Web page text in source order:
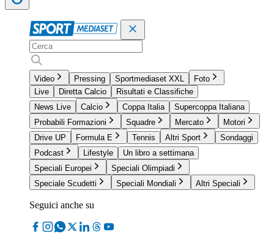
Video Pressing Sportmediaset XXL
Foto
Live
Diretta Calcio
Risultati e Classifiche
News Live
Calcio Coppa Italia
Supercoppa Italiana
Probabili Formazioni
Squadre Mercato
Motori
Drive UP
Formula E Tennis Altri Sport
Sondaggi
Podcast
Lifestyle
Un libro a settimana
Speciali Europei
Speciali Olimpiadi
Speciale Scudetti
Speciali Mondiali Altri Speciali
Seguici anche su